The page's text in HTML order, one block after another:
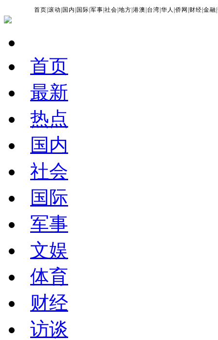
首页 |滚动 国内 国际 |军事 |社会 |地方 |港澳 台湾 |华人 |侨网 财经 |金融 |
首页
最新
热点
国内
社会
国际
军事
文娱
体育
财经
访谈